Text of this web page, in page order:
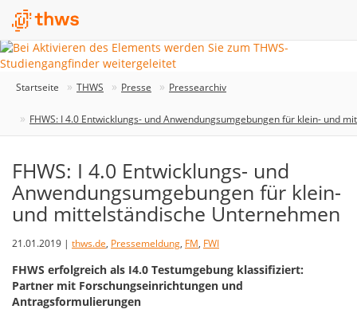
Startseite THWS Presse Pressearchiv
FHWS: I 4.0 Entwicklungs- und Anwendungsumgebungen für klein- und
FHWS: I 4.0 Entwicklungs- und
Anwendungsumgebungen für klein-
und mittelständische Unternehmen
21.01.2019 | thws.de, Pressemeldung, FM, FWI
FHWS erfolgreich als I4.0 Testumgebung klassifiziert:
Partner mit Forschungseinrichtungen und
Antragsformulierungen